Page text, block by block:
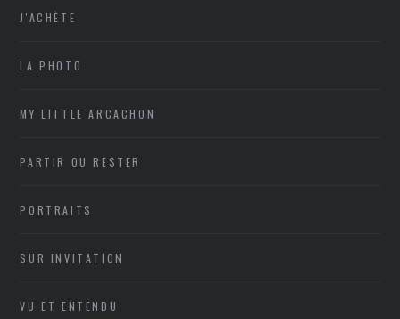
J'ACHÈTE
LA PHOTO
MY LITTLE ARCACHON
PARTIR OU RESTER
PORTRAITS
SUR INVITATION
VU ET ENTENDU